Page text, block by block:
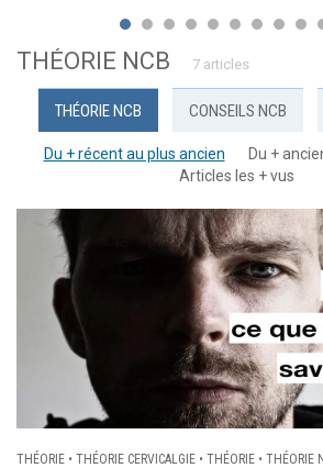
THÉORIE NCB 7 articles
THÉORIE NCB CONSEILS NCB
Du + récent au plus ancien
Du +
Articles les + vus
THÉORIE • THÉORIE CERVICALGIE • THÉORIE • THÉORIE